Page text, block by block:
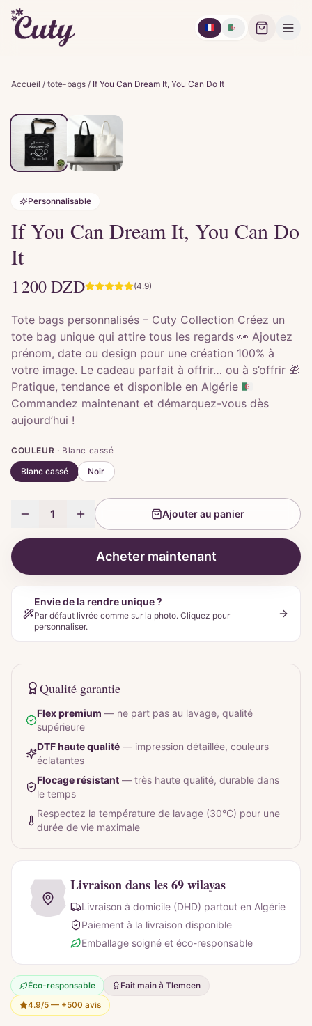
🇫🇷 🇩🇿
Accueil / tote-bags / If You Can Dream It, You Can Do It
Personnalisable
If You Can Dream It, You Can Do
It
1 200DZD (4.9)
Tote bags personnalisés – Cuty Collection Créez un
tote bag unique qui attire tous les regards 👀 Ajoutez
prénom, date ou design pour une création 100% à
votre image. Le cadeau parfait à offrir… ou à s’offrir 🎁
Pratique, tendance et disponible en Algérie 🇩🇿
Commandez maintenant et démarquez-vous dès
aujourd’hui !
COULEUR · Blanc cassé
Blanc cassé
Noir
1 Ajouter au panier
Acheter maintenant
Envie de la rendre unique ?
Par défaut livrée comme sur la photo. Cliquez pour
personnaliser.
Qualité garantie
Flex premium — ne part pas au lavage, qualité
supérieure
DTF haute qualité — impression détaillée, couleurs
éclatantes
Flocage résistant — très haute qualité, durable dans
le temps
Respectez la température de lavage (30°C) pour une
durée de vie maximale
Livraison dans les 69 wilayas
Livraison à domicile (DHD) partout en Algérie
Paiement à la livraison disponible
Emballage soigné et éco-responsable
Éco-responsable
Fait main à Tlemcen
4.9/5 — +500 avis